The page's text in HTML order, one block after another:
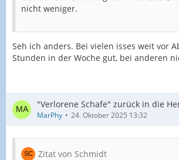
nicht weniger.
Seh ich anders. Bei vielen isses weit vor
Stunden in der Woche gut, bei anderen
"Verlorene Schafe" zurück in die
MarPhy 24. Oktober 2025 13:32
Zitat von Schmidt